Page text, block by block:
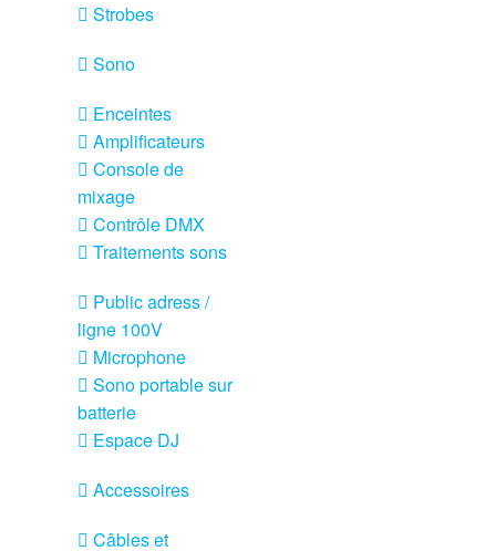
Strobes
Sono
Enceintes
Amplificateurs
Console de
mixage
Contrôle DMX
Traitements sons
Public adress /
ligne 100V
Microphone
Sono portable sur
batterie
Espace DJ
Accessoires
Câbles et